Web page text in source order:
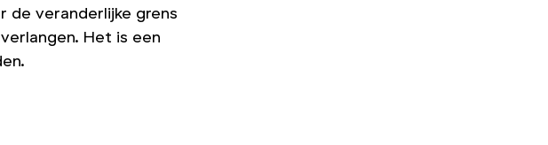
de veranderlijke grens
Het is een